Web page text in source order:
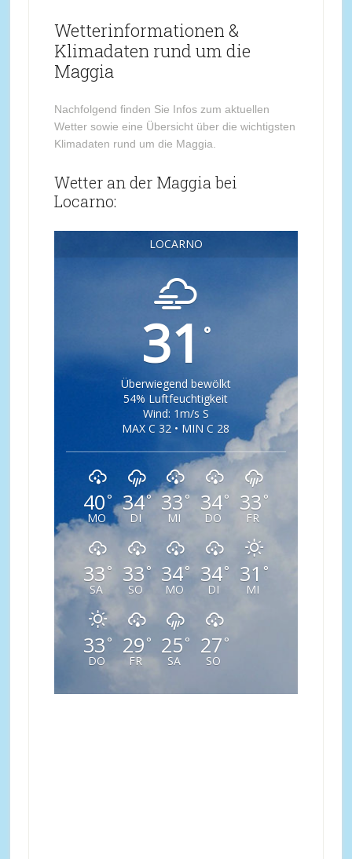
Wetterinformationen &
Klimadaten rund um die
Maggia
Nachfolgend finden Sie Infos zum aktuellen
Wetter sowie eine Übersicht über die wichtigsten
Klimadaten rund um die Maggia.
Wetter an der Maggia bei
Locarno:
LOCARNO
31 °
Überwiegend bewölkt
54% Luftfeuchtigkeit
Wind: 1m/s S
MAX C 32 • MIN C 28
40°
MO
34°
DI
33°
MI
34°
DO
33 °
FR
33 °
SA
33°
SO
34°
MO
34°
DI
31 °
MI
33°
DO
29 °
FR
25 °
SA
27 °
SO